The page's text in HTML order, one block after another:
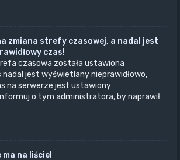
zmiana strefy czasowej, a nadal jest
czas!
czasowa została ustawiona
nadal jest wyświetlany nieprawidłowo,
na serwerze jest ustawiony
o tym administratora, by naprawił
ma na liście!